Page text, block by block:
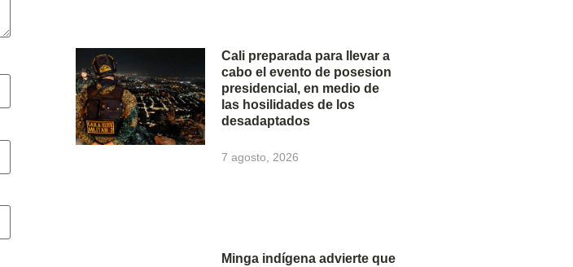
Cali preparada para llevar a
cabo el evento de posesion
presidencial, en medio de
las hosilidades de los
desadaptados
7 agosto, 2026
Minga indígena advierte que